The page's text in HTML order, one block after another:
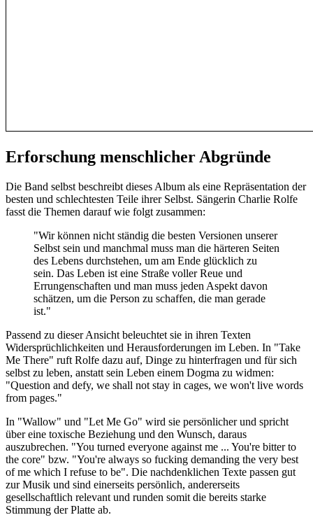
Erforschung menschlicher Abgründe
Die Band selbst beschreibt dieses Album als eine Repräsentation der
besten und schlechtesten Teile ihrer Selbst. Sängerin Charlie Rolfe
fasst die Themen darauf wie folgt zusammen:
"Wir können nicht ständig die besten Versionen unserer
Selbst sein und manchmal muss man die härteren Seiten
des Lebens durchstehen, um am Ende glücklich zu
sein. Das Leben ist eine Straße voller Reue und
Errungenschaften und man muss jeden Aspekt davon
schätzen, um die Person zu schaffen, die man gerade
ist."
Passend zu dieser Ansicht beleuchtet sie in ihren Texten
Widersprüchlichkeiten und Herausforderungen im Leben. In "Take
Me There" ruft Rolfe dazu auf, Dinge zu hinterfragen und für sich
selbst zu leben, anstatt sein Leben einem Dogma zu widmen:
"Question and defy, we shall not stay in cages, we won't live words
from pages."
In "Wallow" und "Let Me Go" wird sie persönlicher und spricht
über eine toxische Beziehung und den Wunsch, daraus
auszubrechen. "You turned everyone against me ... You're bitter to
the core" bzw. "You're always so fucking demanding the very best
of me which I refuse to be". Die nachdenklichen Texte passen gut
zur Musik und sind einerseits persönlich, andererseits
gesellschaftlich relevant und runden somit die bereits starke
Stimmung der Platte ab.